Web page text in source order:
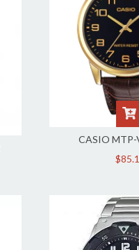
CASIO MTP-